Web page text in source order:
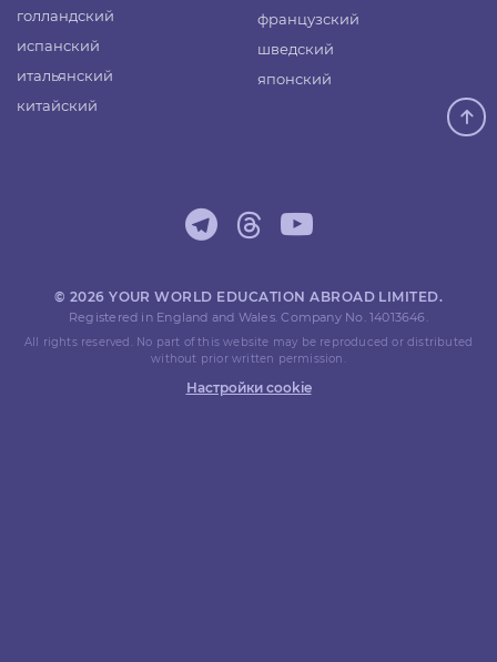
голландский
испанский
итальянский
китайский
французский
шведский
японский
© 2026 YOUR WORLD EDUCATION ABROAD LIMITED.
Registered in England and Wales. Company No. 14013646.
All rights reserved. No part of this website may be reproduced or distributed
without prior written permission.
Настройки cookie